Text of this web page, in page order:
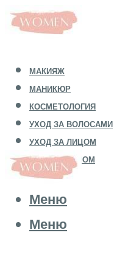
МАКИЯЖ
МАНИКЮР
КОСМЕТОЛОГИЯ
УХОД ЗА ВОЛОСАМИ
УХОД ЗА ЛИЦОМ
УХОД ЗА ТЕЛОМ
Меню
Меню